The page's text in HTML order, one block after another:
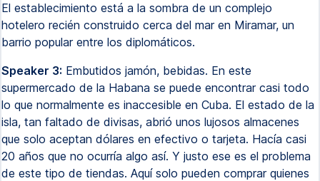
El establecimiento está a la sombra de un complejo
hotelero recién construido cerca del mar en Miramar, un
barrio popular entre los diplomáticos.
Speaker 3: Embutidos jamón, bebidas. En este
supermercado de la Habana se puede encontrar casi todo
lo que normalmente es inaccesible en Cuba. El estado de la
isla, tan faltado de divisas, abrió unos lujosos almacenes
que solo aceptan dólares en efectivo o tarjeta. Hacía casi
20 años que no ocurría algo así. Y justo ese es el problema
de este tipo de tiendas. Aquí solo pueden comprar quienes